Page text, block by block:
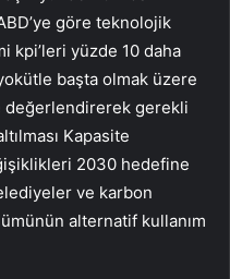
göre teknolojik
kpi’leri yüzde 10 daha
başta olmak üzere
değerlendirerek gerekli
Kapasite
2030 hedefine
ve karbon
alternatif kullanım